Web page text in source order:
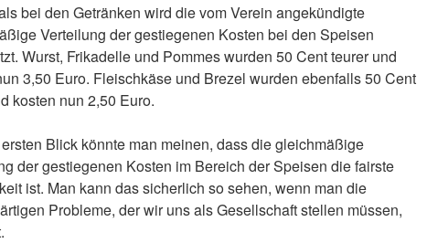
bei den Getränken wird die vom Verein angekündigte
Verteilung der gestiegenen Kosten bei den Speisen
Wurst, Frikadelle und Pommes wurden 50 Cent teurer und
3,50 Euro. Fleischkäse und Brezel wurden ebenfalls 50 Cent
kosten nun 2,50 Euro.
Blick könnte man meinen, dass die gleichmäßige
der gestiegenen Kosten im Bereich der Speisen die fairste
ist. Man kann das sicherlich so sehen, wenn man die
Probleme, der wir uns als Gesellschaft stellen müssen,